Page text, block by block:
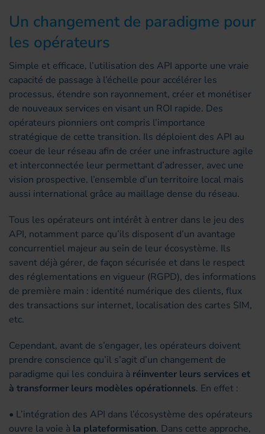
Un changement de paradigme pour
les opérateurs
Simple et efficace, l’utilisation des API apporte une vraie
capacité de passage à l’échelle pour accélérer les
processus, étendre son rayonnement, créer et monétiser
de nouveaux services en visant un ROI rapide. Des
opérateurs pionniers ont compris l’importance
stratégique de cette transition. Ils déploient des API au
coeur de leur réseau afin de créer une infrastructure agile
et interconnectée leur permettant d’adresser, avec une
vision prospective, l’ensemble d’un territoire local mais
aussi international grâce au maillage dense du réseau.
Tous les opérateurs ont intérêt à entrer dans le jeu des
API, notamment parce qu’ils disposent d’un avantage
concurrentiel majeur au sein de leur écosystème. Ils
savent déjà gérer, de façon sécurisée et dans le respect
des réglementations en vigueur (RGPD), des informations
de première main : identité numérique des clients, flux
des transactions sur internet, localisation des cartes SIM,
etc.
Cependant, avant de s’engager, les opérateurs doivent
prendre conscience qu’il s’agit d’un changement de
paradigme qui les conduira à réinventer leurs services et
à transformer leurs modèles opérationnels. En effet :
• L’intégration des API dans l’écosystème des opérateurs
ouvre la voie à la plateformisation. Dans cette approche,